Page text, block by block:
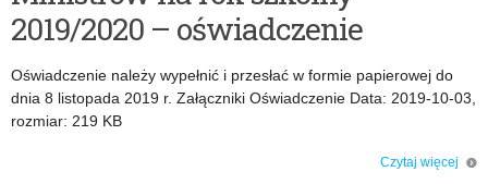
2019/2020 – oświadczenie
Oświadczenie należy wypełnić i przesłać w formie papierowej do
dnia 8 listopada 2019 r. Załączniki Oświadczenie Data: 2019-10-03,
rozmiar: 219 KB
Czytaj więcej